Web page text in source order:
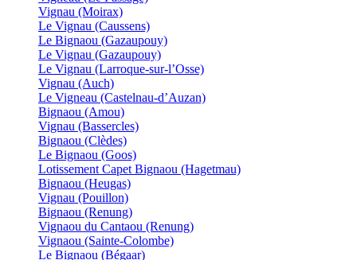
Vignau (Moirax)
Le Vignau (Caussens)
Le Bignaou (Gazaupouy)
Le Vignau (Gazaupouy)
Le Vignau (Larroque-sur-l’Osse)
Vignau (Auch)
Le Vigneau (Castelnau-d’Auzan)
Bignaou (Amou)
Vignau (Bassercles)
Bignaou (Clèdes)
Le Bignaou (Goos)
Lotissement Capet Bignaou (Hagetmau)
Bignaou (Heugas)
Vignau (Pouillon)
Bignaou (Renung)
Vignaou du Cantaou (Renung)
Vignaou (Sainte-Colombe)
Le Bignaou (Bégaar)